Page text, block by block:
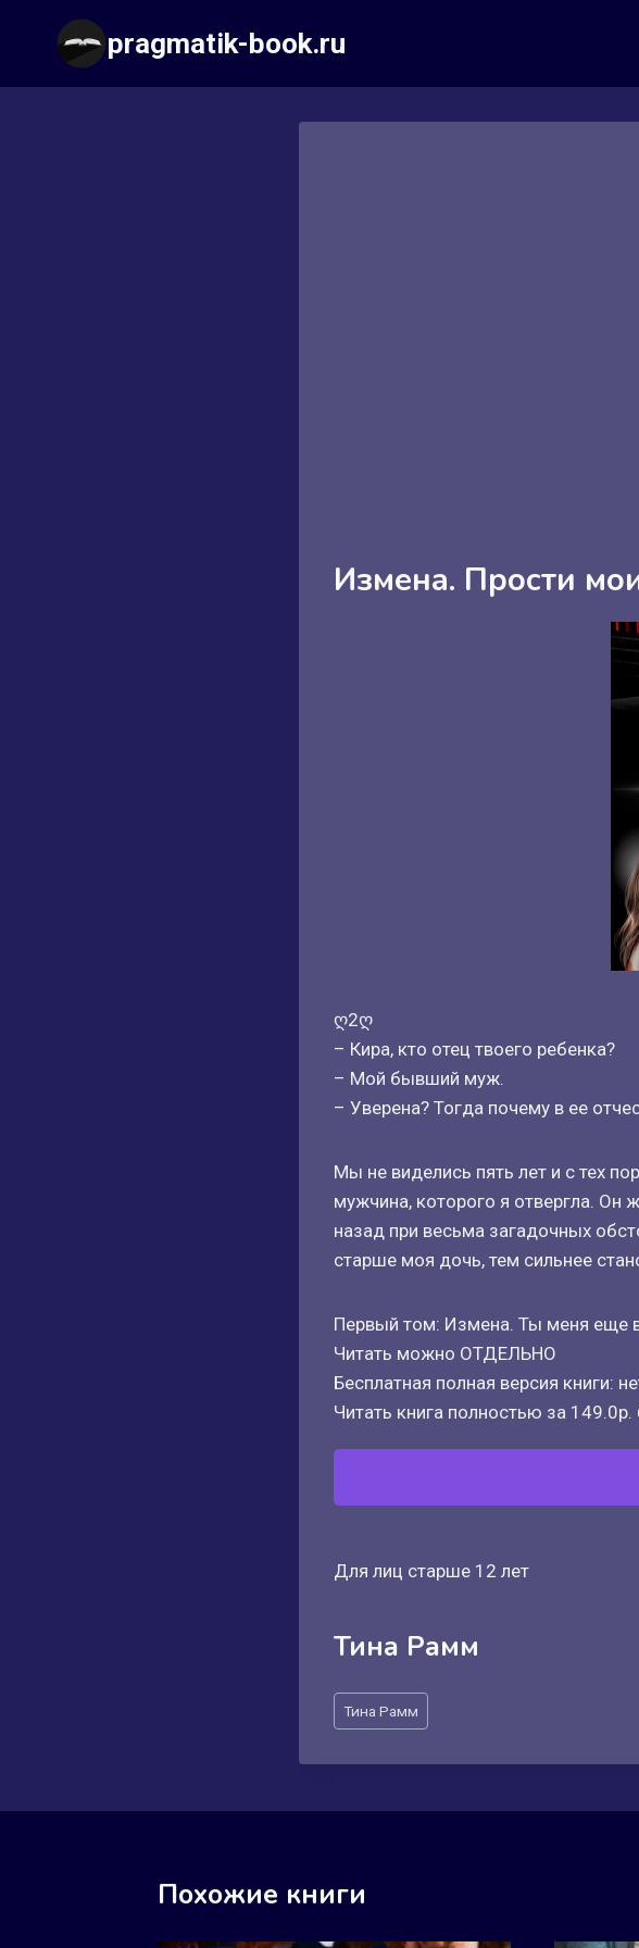
содержимому
pragmatik-book.ru
Измена. Прости
ღ2ღ
– Кира, кто отец твоего ребенка?
– Мой бывший муж.
– Уверена? Тогда почему в ее
Мы не виделись пять лет и с тех
мужчина, которого я отвергла. Он
назад при весьма загадочных
старше моя дочь, тем сильнее
Первый том: Измена. Ты меня еще
Читать можно ОТДЕЛЬНО
Бесплатная полная версия книги:
Читать книга полностью за 149.0р.
Для лиц старше 12 лет
Тина Рамм
Метки
записи:
Тина Рамм
Похожие книги